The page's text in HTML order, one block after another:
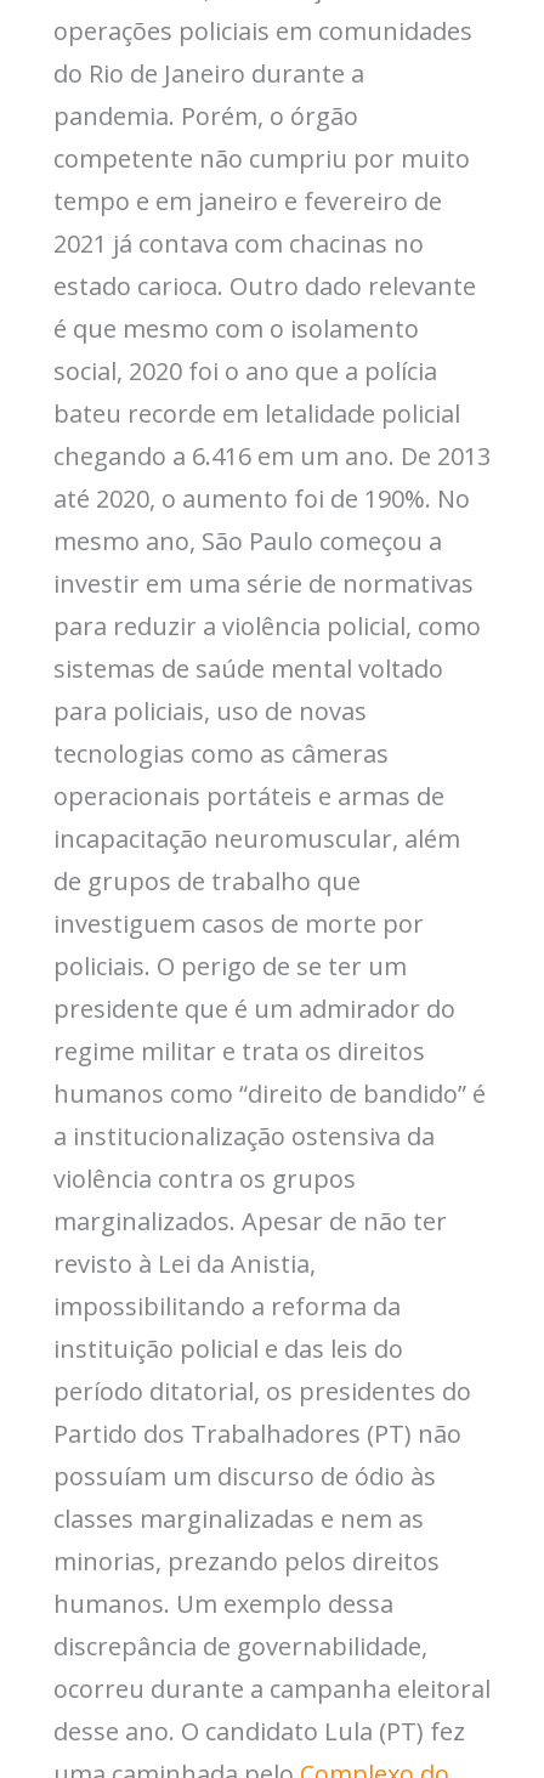
operações policiais em comunidades
do Rio de Janeiro durante a
pandemia. Porém, o órgão
competente não cumpriu por muito
tempo e em janeiro e fevereiro de
2021 já contava com chacinas no
estado carioca. Outro dado relevante
é que mesmo com o isolamento
social, 2020 foi o ano que a polícia
bateu recorde em letalidade policial
chegando a 6.416 em um ano. De 2013
até 2020, o aumento foi de 190%. No
mesmo ano, São Paulo começou a
investir em uma série de normativas
para reduzir a violência policial, como
sistemas de saúde mental voltado
para policiais, uso de novas
tecnologias como as câmeras
operacionais portáteis e armas de
incapacitação neuromuscular, além
de grupos de trabalho que
investiguem casos de morte por
policiais. O perigo de se ter um
presidente que é um admirador do
regime militar e trata os direitos
humanos como “direito de bandido” é
a institucionalização ostensiva da
violência contra os grupos
marginalizados. Apesar de não ter
revisto à Lei da Anistia,
impossibilitando a reforma da
instituição policial e das leis do
período ditatorial, os presidentes do
Partido dos Trabalhadores (PT) não
possuíam um discurso de ódio às
classes marginalizadas e nem as
minorias, prezando pelos direitos
humanos. Um exemplo dessa
discrepância de governabilidade,
ocorreu durante a campanha eleitoral
desse ano. O candidato Lula (PT) fez